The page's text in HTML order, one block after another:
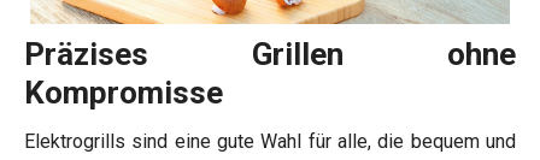
Präzises Grillen ohne
Kompromisse
Elektrogrills sind eine gute Wahl für alle, die bequem und